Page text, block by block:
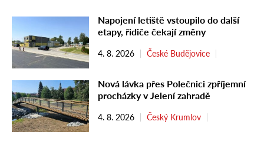
Napojení letiště vstoupilo do další
etapy, řidiče čekají změny
4. 8. 2026 České Budějovice
Nová lávka přes Polečnici zpříjemní
procházky v Jelení zahradě
4. 8. 2026 Český Krumlov